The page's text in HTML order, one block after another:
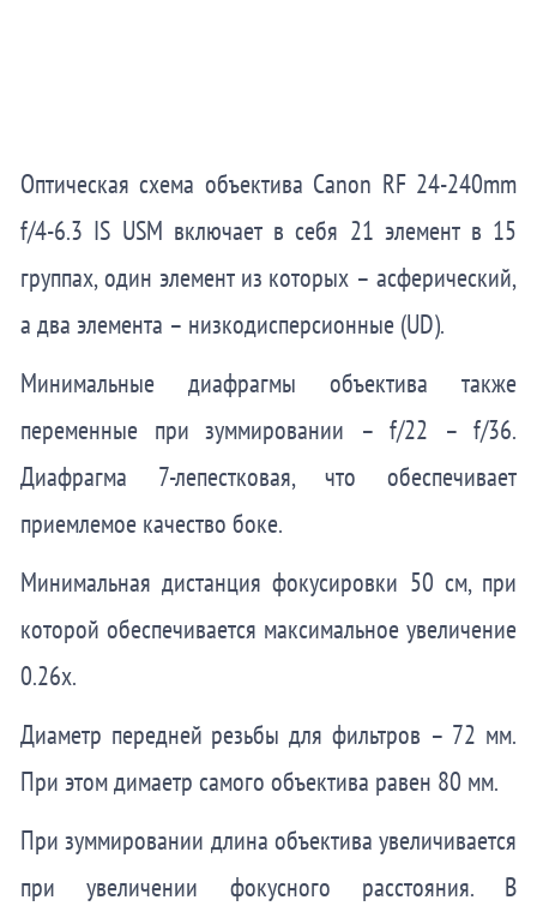
Оптическая схема объектива Canon RF 24-240mm
f/4-6.3 IS USM включает в себя 21 элемент в 15
группах, один элемент из которых – асферический,
а два элемента – низкодисперсионные (UD).
Минимальные диафрагмы объектива также
переменные при зуммировании – f/22 – f/36.
Диафрагма 7-лепестковая, что обеспечивает
приемлемое качество боке.
Минимальная дистанция фокусировки 50 см, при
которой обеспечивается максимальное увеличение
0.26x.
Диаметр передней резьбы для фильтров – 72 мм.
При этом димаетр самого объектива равен 80 мм.
При зуммировании длина объектива увеличивается
при увеличении фокусного расстояния. В